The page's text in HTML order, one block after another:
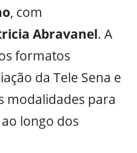
, com
Abravanel. A
formatos
da Tele Sena e
modalidades para
longo dos